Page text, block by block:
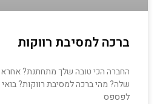
ברכה למסיבת רווקות
החברה הכי טובה שלך מתחתנת?
שלה? מהי ברכה למסיבת רווקות?
לפספס